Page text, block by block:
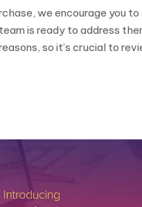
we encourage you
is ready to address
so it’s crucial to